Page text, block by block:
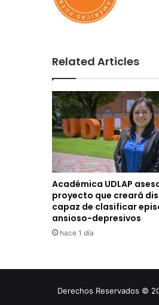
Related Articles
Académica UDLAP
proyecto que creará
capaz de clasificar
ansioso-depresivos
hace 1 día
Derechos Reservados ©